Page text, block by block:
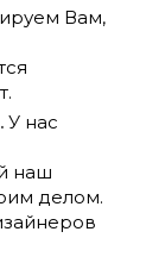
Вам,
У нас
наш
делом.